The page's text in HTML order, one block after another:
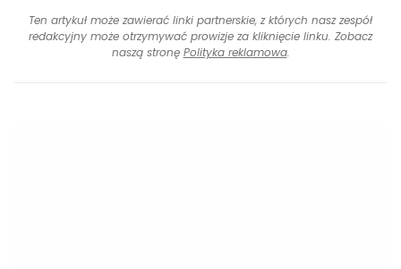
Ten artykuł może zawierać linki partnerskie, z których nasz zespół
redakcyjny może otrzymywać prowizje za kliknięcie linku. Zobacz
naszą stronę Polityka reklamowa.